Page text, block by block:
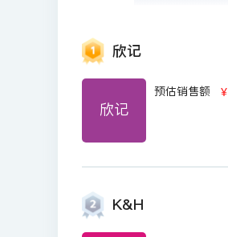
欣记
欣记
预估销售额 ￥
K&H